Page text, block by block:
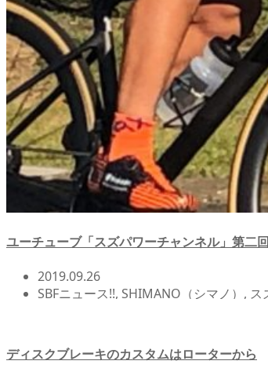
ユーチューブ「スズパワーチャンネル」第二
2019.09.26
SBFニュース!!, SHIMANO（シマノ） , ス
ディスクブレーキのカスタムはローターから